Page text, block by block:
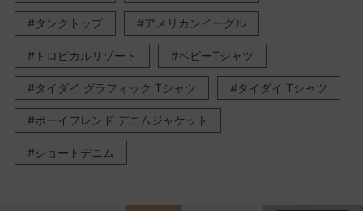
タンクトップ アメリカンイーグル
トロピカルリゾート ベビーTシャツ
タイダイ グラフィック Tシャツ タイダイ Tシャツ
ボーイフレンド デニムジャケット
ショートデニム